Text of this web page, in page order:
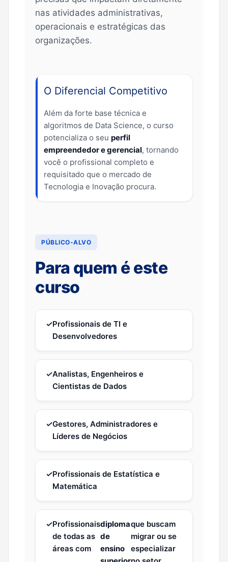
nas atividades administrativas,
operacionais e estratégicas das
organizações.
O Diferencial Competitivo
Além da forte base técnica e
algoritmos de Data Science, o curso
potencializa o seu perfil
empreendedor e gerencial, tornando
você o profissional completo e
requisitado que o mercado de
Tecnologia e Inovação procura.
PÚBLICO-ALVO
Para quem é este
curso
✓Profissionais de TI e
Desenvolvedores
✓Analistas, Engenheiros e
Cientistas de Dados
✓Gestores, Administradores e
Líderes de Negócios
✓Profissionais de Estatística e
Matemática
✓Profissionais
de todas as
áreas com
diploma
de
ensino
que buscam
migrar ou se
especializar